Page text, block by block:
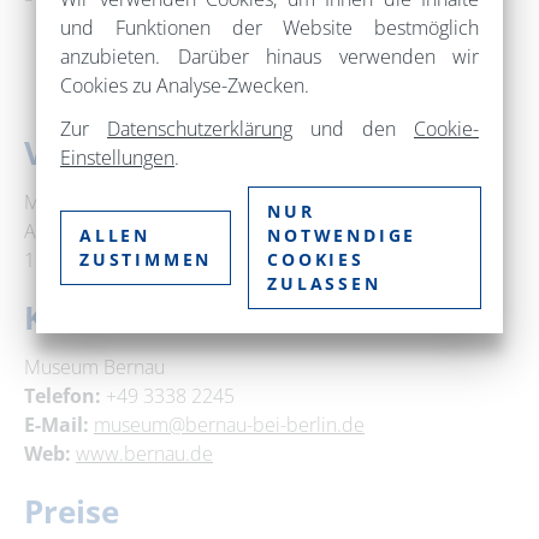
Veranstaltungsort
Museum im Henkerhaus
Am Henkerhaus 1
16321 Bernau bei Berlin
Kontakt
Museum Bernau
Telefon: +49 3338 2245
E-Mail: museum@bernau-bei-berlin.de
Web: www.bernau.de
Preise
und Funktionen der Website bestmöglich
anzubieten. Darüber hinaus verwenden wir
Cookies zu Analyse-Zwecken.
Zur Datenschutzerklärung und den Cookie-
Einstellungen.
ALLEN
ZUSTIMMEN
NUR
NOTWENDIGE
COOKIES
ZULASSEN